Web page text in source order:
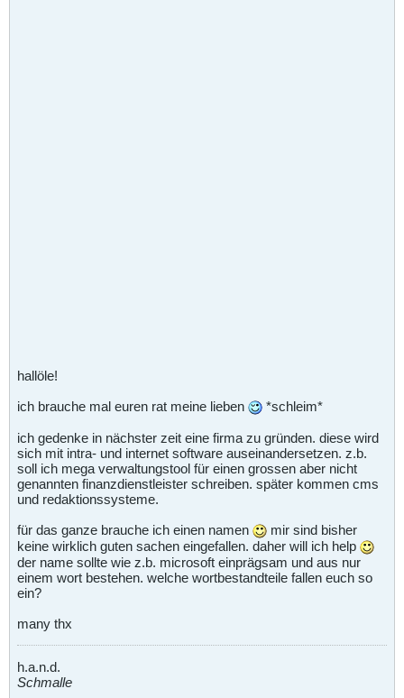
hallöle!
ich brauche mal euren rat meine lieben
*schleim*
ich gedenke in nächster zeit eine firma zu gründen. diese wird
sich mit intra- und internet software auseinandersetzen. z.b.
soll ich mega verwaltungstool für einen grossen aber nicht
genannten finanzdienstleister schreiben. später kommen cms
und redaktionssysteme.
für das ganze brauche ich einen namen
mir sind bisher
keine wirklich guten sachen eingefallen. daher will ich help
der name sollte wie z.b. microsoft einprägsam und aus nur
einem wort bestehen. welche wortbestandteile fallen euch so
ein?
many thx
h.a.n.d.
Schmalle